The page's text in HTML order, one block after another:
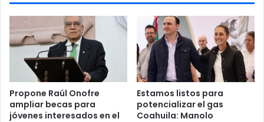
n
s
n
f
e
Propone Raúl Onofre
ampliar becas para
jóvenes interesados en el
Estamos listos para
potencializar el gas
Coahuila: Manolo